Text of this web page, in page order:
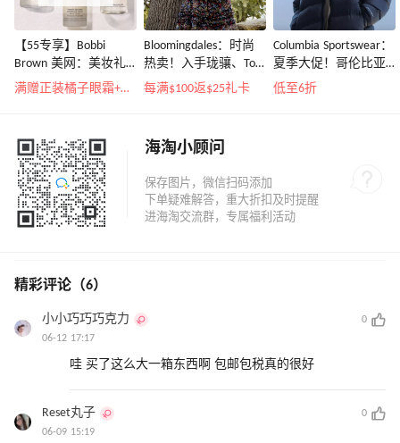
【55专享】Bobbi
Brown 美网：美妆礼
遇！满$150立省$50
满赠正装橘子眼霜+精华唇蜜等好礼
Bloomingdales：时尚
热卖！入手珑骧、Tory
Burch、拉夫劳伦等
每满$100返$25礼卡
Columbia Sportswear：
夏季大促！哥伦比亚
运动热卖
低至6折
海淘小顾问
精彩评论（6）
小小巧巧巧克力
0
06-12 17:17
哇 买了这么大一箱东西啊 包邮包税真的很好
Reset丸子
0
06-09 15:19